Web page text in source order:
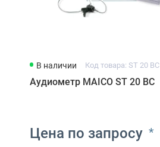
В наличии Код товара: ST 20 BC
Аудиометр MAICO ST 20 BC
Цена по запросу *